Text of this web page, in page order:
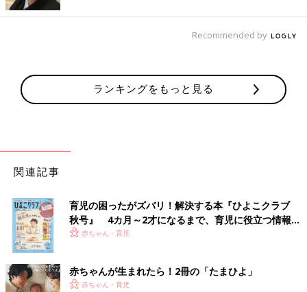
Recommended by
ランキングをもっと見る
関連記事
育児の困ったがズバリ！解決する本『ひよこクラブ
秋号』 4カ月～2才になるまで、育児に役立つ情報が
いっぱい！
赤ちゃん・育児
赤ちゃんが生まれたら！2冊の「たまひよ」
赤ちゃん・育児